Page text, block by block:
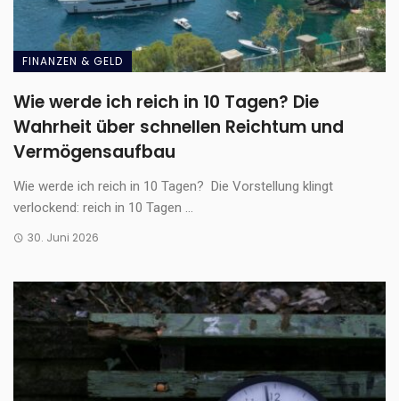
FINANZEN & GELD
Wie werde ich reich in 10 Tagen? Die
Wahrheit über schnellen Reichtum und
Vermögensaufbau
Wie werde ich reich in 10 Tagen? Die Vorstellung klingt
verlockend: reich in 10 Tagen ...
30. Juni 2026